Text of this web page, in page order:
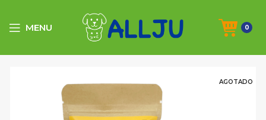
MENU 0
AGOTADO